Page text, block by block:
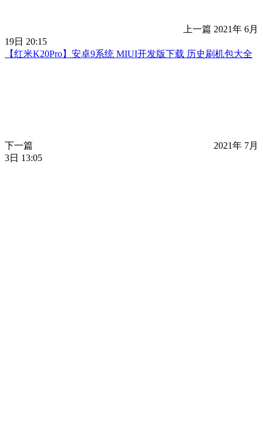
上一篇 2021年 6月
19日 20:15
【红米K20Pro】安卓9系统 MIUI开发版下载 历史刷机包大全
下一篇
2021年 7月
3日 13:05